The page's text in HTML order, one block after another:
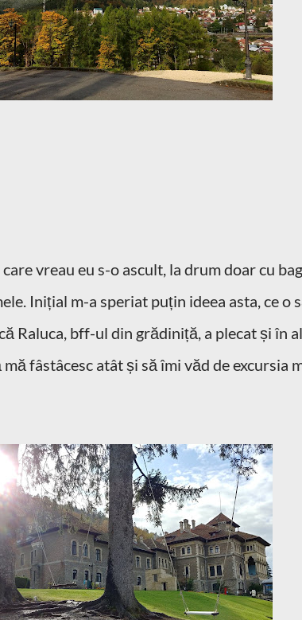
vreau eu s-o ascult, la drum doar cu
Inițial m-a speriat puțin ideea asta, ce o
Raluca, bff-ul din grădiniță, a plecat și în
fâstâcesc atât și să îmi văd de excursia